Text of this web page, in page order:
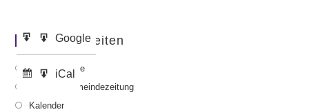
Eintragen
Google
Abonnieren
iCal
Export
Google
Export
iCal
Wichtige Seiten
Gottesdienste
Aktuelle Gemeindezeitung
Kalender